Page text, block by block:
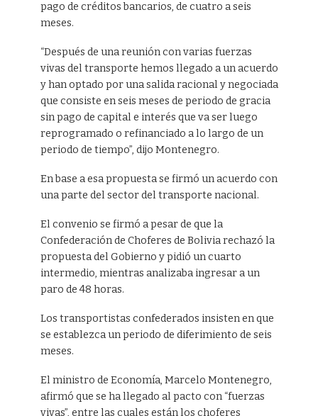
pago de créditos bancarios, de cuatro a seis
meses.
“Después de una reunión con varias fuerzas
vivas del transporte hemos llegado a un acuerdo
y han optado por una salida racional y negociada
que consiste en seis meses de periodo de gracia
sin pago de capital e interés que va ser luego
reprogramado o refinanciado a lo largo de un
periodo de tiempo”, dijo Montenegro.
En base a esa propuesta se firmó un acuerdo con
una parte del sector del transporte nacional.
El convenio se firmó a pesar de que la
Confederación de Choferes de Bolivia rechazó la
propuesta del Gobierno y pidió un cuarto
intermedio, mientras analizaba ingresar a un
paro de 48 horas.
Los transportistas confederados insisten en que
se establezca un periodo de diferimiento de seis
meses.
El ministro de Economía, Marcelo Montenegro,
afirmó que se ha llegado al pacto con “fuerzas
vivas”, entre las cuales están los choferes